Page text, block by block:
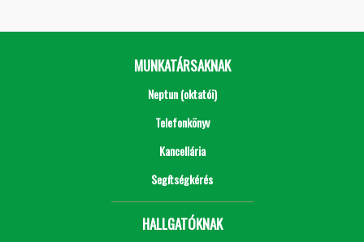
MUNKATÁRSAKNAK
Neptun (oktatói)
Telefonkönyv
Kancellária
Segítségkérés
HALLGATÓKNAK